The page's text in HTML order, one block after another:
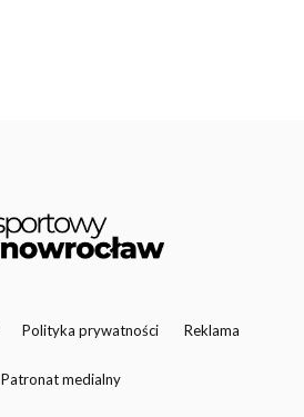
Polityka prywatności Reklama
Patronat medialny